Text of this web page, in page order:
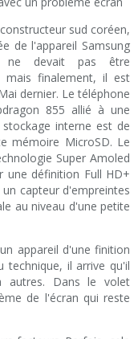
sud coréen,
de l'appareil Samsung
ne devait pas être
mais finalement, il est
dernier. Le téléphone
855 allié à une
interne est de
mémoire MicroSD. Le
Super Amoled
une définition Full HD+
capteur d'empreintes
au niveau d'une petite
appareil d'une finition
technique, il arrive qu'il
autres. Dans le volet
de l'écran qui reste